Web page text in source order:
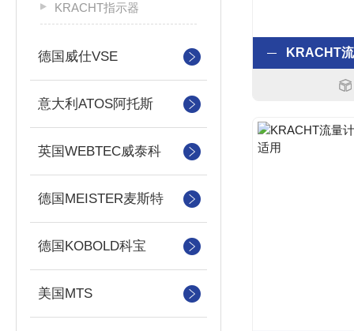
KRACHT指示器
德国威仕VSE
意大利ATOS阿托斯
英国WEBTEC威泰科
德国MEISTER麦斯特
德国KOBOLD科宝
美国MTS